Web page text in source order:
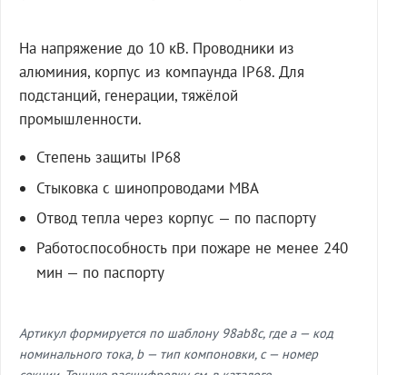
На напряжение до 10 кВ. Проводники из
алюминия, корпус из компаунда IP68. Для
подстанций, генерации, тяжёлой
промышленности.
Степень защиты IP68
Стыковка с шинопроводами МВА
Отвод тепла через корпус — по паспорту
Работоспособность при пожаре не менее 240
мин — по паспорту
Артикул формируется по шаблону 98ab8c, где a — код
номинального тока, b — тип компоновки, c — номер